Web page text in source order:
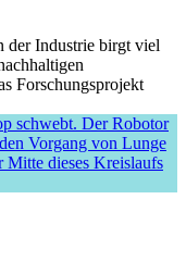
der Industrie birgt viel
Forschungsprojekt